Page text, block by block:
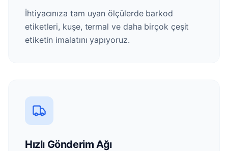
İhtiyacınıza tam uyan ölçülerde barkod
etiketleri, kuşe, termal ve daha birçok çeşit
etiketin imalatını yapıyoruz.
Hızlı Gönderim Ağı